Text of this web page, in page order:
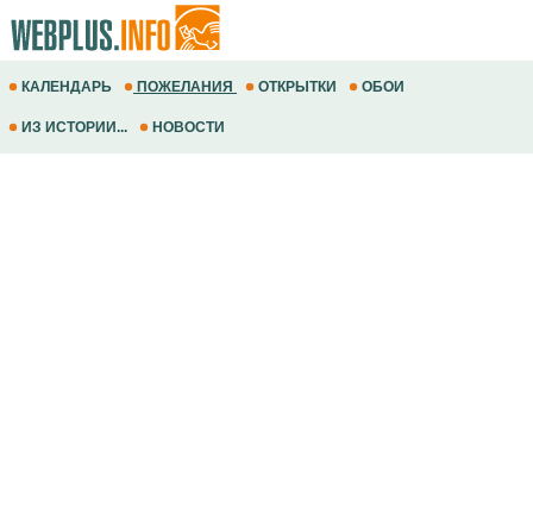
КАЛЕНДАРЬ ПОЖЕЛАНИЯ ОТКРЫТКИ ОБОИ
ИЗ ИСТОРИИ... НОВОСТИ